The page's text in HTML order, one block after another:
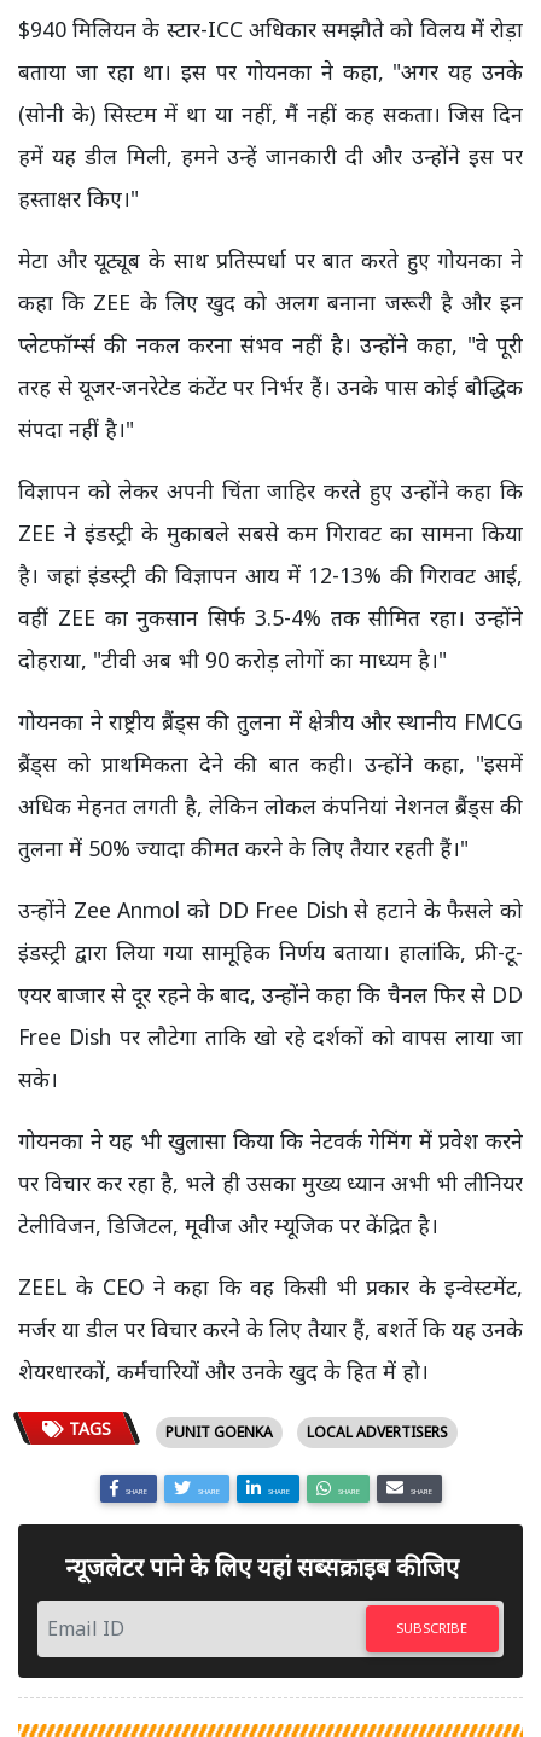
$940 मिलियन के स्टार-ICC अधिकार समझौते को विलय में रोड़ा
बताया जा रहा था। इस पर गोयनका ने कहा, "अगर यह उनके
(सोनी के) सिस्टम में था या नहीं, मैं नहीं कह सकता। जिस दिन
हमें यह डील मिली, हमने उन्हें जानकारी दी और उन्होंने इस पर
हस्ताक्षर किए।"
मेटा और यूट्यूब के साथ प्रतिस्पर्धा पर बात करते हुए गोयनका ने
कहा कि ZEE के लिए खुद को अलग बनाना जरूरी है और इन
प्लेटफॉर्म्स की नकल करना संभव नहीं है। उन्होंने कहा, "वे पूरी
तरह से यूजर-जनरेटेड कंटेंट पर निर्भर हैं। उनके पास कोई बौद्धिक
संपदा नहीं है।"
विज्ञापन को लेकर अपनी चिंता जाहिर करते हुए उन्होंने कहा कि
ZEE ने इंडस्ट्री के मुकाबले सबसे कम गिरावट का सामना किया
है। जहां इंडस्ट्री की विज्ञापन आय में 12-13% की गिरावट आई,
वहीं ZEE का नुकसान सिर्फ 3.5-4% तक सीमित रहा। उन्होंने
दोहराया, "टीवी अब भी 90 करोड़ लोगों का माध्यम है।"
गोयनका ने राष्ट्रीय ब्रैंड्स की तुलना में क्षेत्रीय और स्थानीय FMCG
ब्रैंड्स को प्राथमिकता देने की बात कही। उन्होंने कहा, "इसमें
अधिक मेहनत लगती है, लेकिन लोकल कंपनियां नेशनल ब्रैंड्स की
तुलना में 50% ज्यादा कीमत करने के लिए तैयार रहती हैं।"
उन्होंने Zee Anmol को DD Free Dish से हटाने के फैसले को
इंडस्ट्री द्वारा लिया गया सामूहिक निर्णय बताया। हालांकि, फ्री-टू-
एयर बाजार से दूर रहने के बाद, उन्होंने कहा कि चैनल फिर से DD
Free Dish पर लौटेगा ताकि खो रहे दर्शकों को वापस लाया जा
सके।
गोयनका ने यह भी खुलासा किया कि नेटवर्क गेमिंग में प्रवेश करने
पर विचार कर रहा है, भले ही उसका मुख्य ध्यान अभी भी लीनियर
टेलीविजन, डिजिटल, मूवीज और म्यूजिक पर केंद्रित है।
ZEEL के CEO ने कहा कि वह किसी भी प्रकार के इन्वेस्टमेंट,
मर्जर या डील पर विचार करने के लिए तैयार हैं, बशर्ते कि यह उनके
शेयरधारकों, कर्मचारियों और उनके खुद के हित में हो।
TAGS PUNIT GOENKA LOCAL ADVERTISERS
SHARE SHARE SHARE SHARE SHARE
न्यूजलेटर पाने के लिए यहां सब्सक्राइब कीजिए
SUBSCRIBE